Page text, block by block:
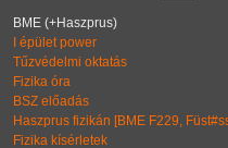
BME (+Haszprus)
I épület power
Tűzvédelmi oktatás
Fizika óra
BSZ előadás
Haszprus fizikán [BME F229,
Fizika kísérletek